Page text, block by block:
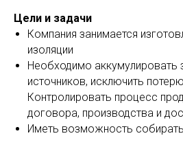
Цели и задачи
Компания занимается
изоляции
Необходимо аккумулировать
источников, исключить
Контролировать процесс
договора, производства и
Иметь возможность собирать